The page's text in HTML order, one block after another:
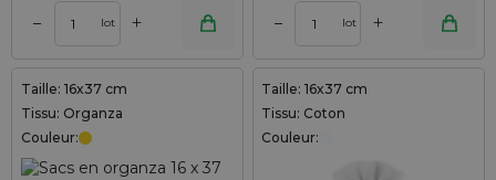
– lot + – lot +
Taille: 16x37 cm
Tissu: Organza
Couleur:
Taille: 16x37 cm
Tissu: Coton
Couleur: